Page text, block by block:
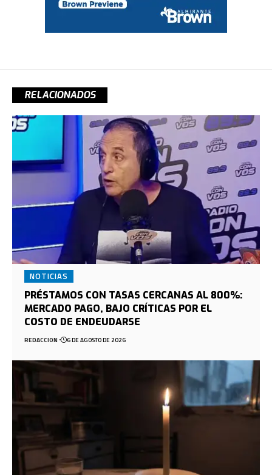
RELACIONADOS
NOTICIAS
PRÉSTAMOS CON TASAS CERCANAS AL 800%:
MERCADO PAGO, BAJO CRÍTICAS POR EL
COSTO DE ENDEUDARSE
REDACCION 6 DE AGOSTO DE 2026